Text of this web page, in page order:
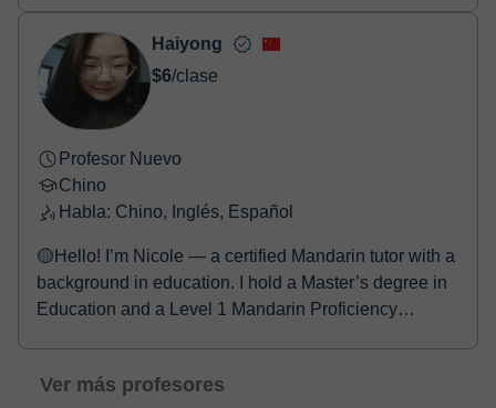
Haiyong
$6/clase
Profesor Nuevo
Chino
Habla: Chino, Inglés, Español
🟡Hello! I’m Nicole — a certified Mandarin tutor with a
background in education. I hold a Master’s degree in
Education and a Level 1 Mandarin Proficiency
over 5 years of teaching experience. I focus on
Ver más profesores